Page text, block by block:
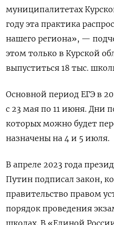
муниципалитетах
году эта практика
нашего региона», —
этом только в Курской
выпуститься 18 тыс.
Основной период ЕГЭ в
с 23 мая по 11 июня. Дни
которых можно будет
назначены на 4 и 5 июля.
В апреле 2023 года
Путин подписал закон,
правительство правом
порядок проведения
школах. В «Единой